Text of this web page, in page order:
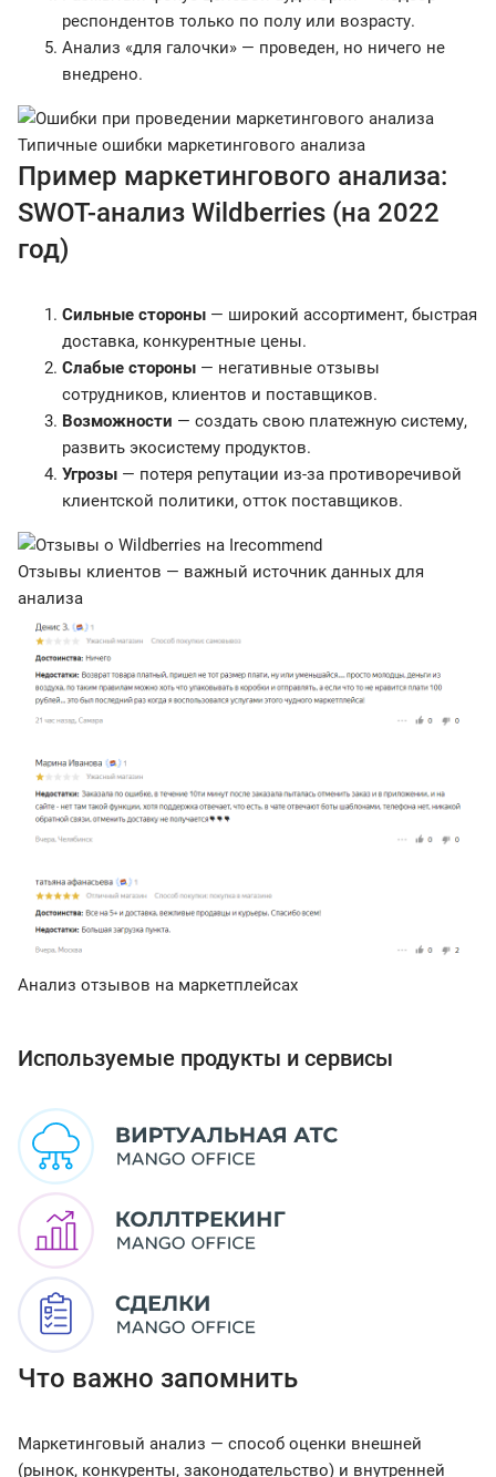
респондентов только по полу или возрасту.
Анализ «для галочки» — проведен, но ничего не
внедрено.
Типичные ошибки маркетингового анализа
Пример маркетингового анализа:
SWOT-анализ Wildberries (на 2022
год)
Сильные стороны — широкий ассортимент, быстрая
доставка, конкурентные цены.
Слабые стороны — негативные отзывы
сотрудников, клиентов и поставщиков.
Возможности — создать свою платежную систему,
развить экосистему продуктов.
Угрозы — потеря репутации из-за противоречивой
клиентской политики, отток поставщиков.
Отзывы клиентов — важный источник данных для
анализа
Анализ отзывов на маркетплейсах
Используемые продукты и сервисы
Что важно запомнить
Маркетинговый анализ — способ оценки внешней
(рынок, конкуренты, законодательство) и внутренней